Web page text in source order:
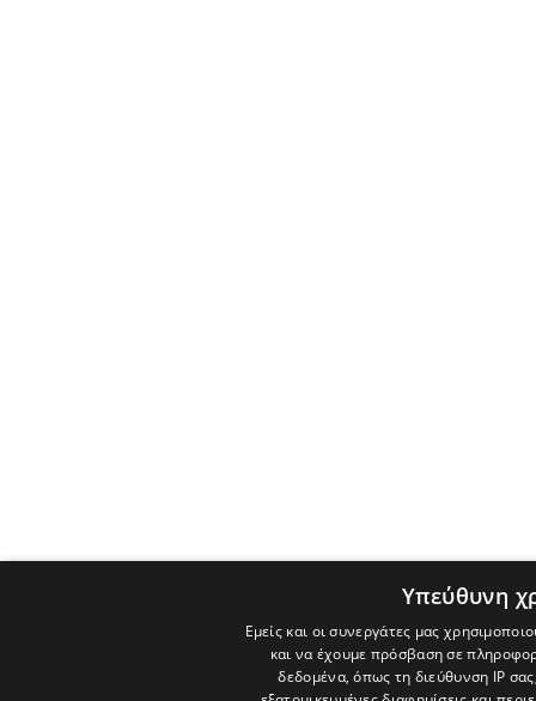
Υπεύθυνη
Εμείς και οι συνεργάτες μας
και να έχουμε πρόσβαση σε
δεδομένα, όπως τη διεύθυνση IP